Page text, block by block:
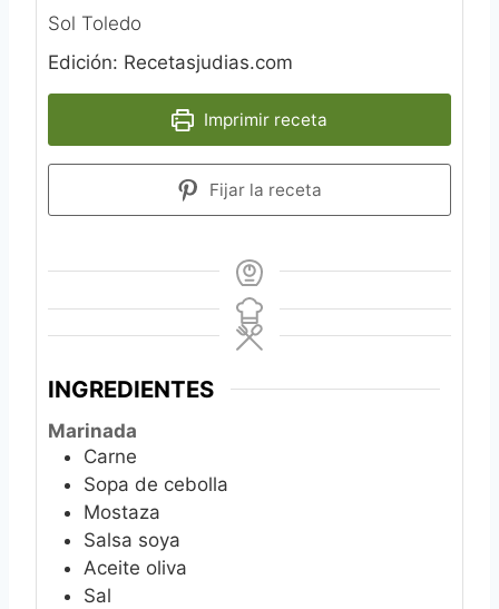
Sol Toledo
Edición: Recetasjudias.com
Imprimir receta
Fijar la receta
INGREDIENTES
Marinada
Carne
Sopa de cebolla
Mostaza
Salsa soya
Aceite oliva
Sal